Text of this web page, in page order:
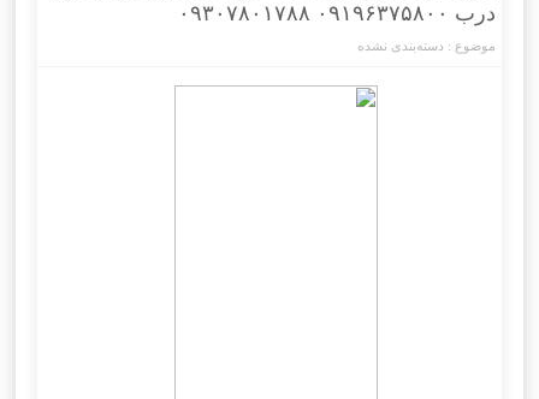
درب ۰۹۱۹۶۳۷۵۸۰۰ ۰۹۳۰۷۸۰۱۷۸۸
موضوع : دسته‌بندی نشده